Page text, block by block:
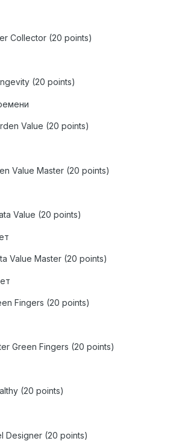
Collector (20 points)
(20 points)
Value (20 points)
Value Master (20 points)
Value (20 points)
Value Master (20 points)
Fingers (20 points)
Green Fingers (20 points)
(20 points)
Designer (20 points)